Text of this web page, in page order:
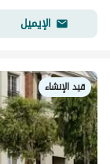
الإيميل
قيد الإنشاء